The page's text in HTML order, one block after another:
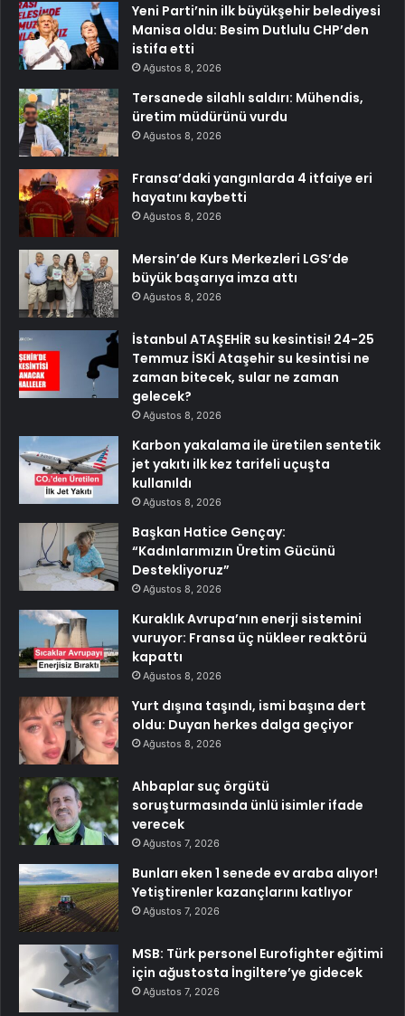
Yeni Parti’nin ilk büyükşehir belediyesi
Manisa oldu: Besim Dutlulu CHP’den
istifa etti
Ağustos 8, 2026
Tersanede silahlı saldırı: Mühendis,
üretim müdürünü vurdu
Ağustos 8, 2026
Fransa’daki yangınlarda 4 itfaiye eri
hayatını kaybetti
Ağustos 8, 2026
Mersin’de Kurs Merkezleri LGS’de
büyük başarıya imza attı
Ağustos 8, 2026
İstanbul ATAŞEHİR su kesintisi! 24-25
Temmuz İSKİ Ataşehir su kesintisi ne
zaman bitecek, sular ne zaman
gelecek?
Ağustos 8, 2026
Karbon yakalama ile üretilen sentetik
jet yakıtı ilk kez tarifeli uçuşta
kullanıldı
Ağustos 8, 2026
Başkan Hatice Gençay:
“Kadınlarımızın Üretim Gücünü
Destekliyoruz”
Ağustos 8, 2026
Kuraklık Avrupa’nın enerji sistemini
vuruyor: Fransa üç nükleer reaktörü
kapattı
Ağustos 8, 2026
Yurt dışına taşındı, ismi başına dert
oldu: Duyan herkes dalga geçiyor
Ağustos 8, 2026
Ahbaplar suç örgütü
soruşturmasında ünlü isimler ifade
verecek
Ağustos 7, 2026
Bunları eken 1 senede ev araba alıyor!
Yetiştirenler kazançlarını katlıyor
Ağustos 7, 2026
MSB: Türk personel Eurofighter eğitimi
için ağustosta İngiltere’ye gidecek
Ağustos 7, 2026